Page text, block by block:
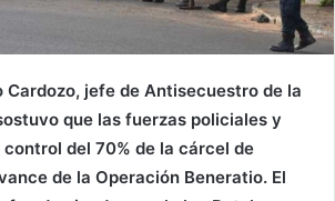
Cardozo, jefe de Antisecuestro de la
que las fuerzas policiales y
del 70% de la cárcel de
de la Operación Beneratio. El